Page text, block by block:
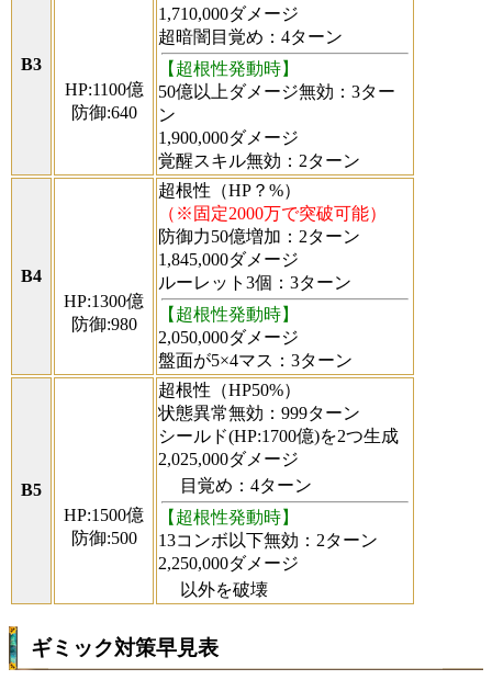
B3
HP:1100億
防御:640
1,710,000ダメージ
超暗闇目覚め：4ターン
【超根性発動時】
50億以上ダメージ無効：3ター
ン
1,900,000ダメージ
覚醒スキル無効：2ターン
B4
HP:1300億
防御:980
超根性（HP？%）
（※固定2000万で突破可能）
防御力50億増加：2ターン
1,845,000ダメージ
ルーレット3個：3ターン
【超根性発動時】
2,050,000ダメージ
盤面が5×4マス：3ターン
B5
HP:1500億
防御:500
超根性（HP50%）
状態異常無効：999ターン
シールド(HP:1700億)を2つ生成
2,025,000ダメージ
目覚め：4ターン
【超根性発動時】
13コンボ以下無効：2ターン
2,250,000ダメージ
以外を破壊
ギミック対策早見表